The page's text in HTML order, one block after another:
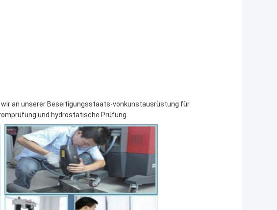
an unserer Beseitigungsstaats-vonkunstausrüstung für
und hydrostatische Prüfung.